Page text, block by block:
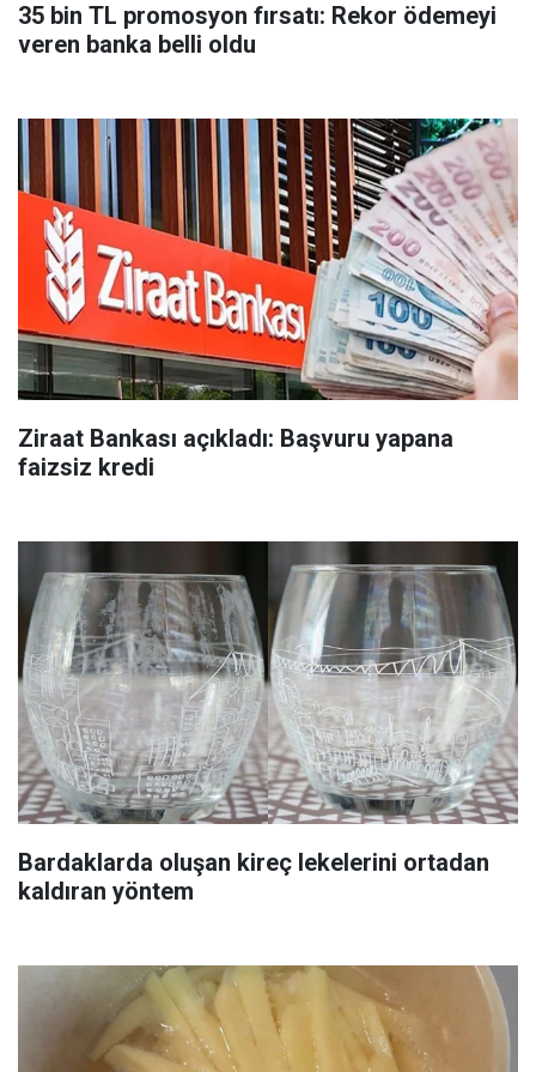
35 bin TL promosyon fırsatı: Rekor ödemeyi
veren banka belli oldu
Ziraat Bankası açıkladı: Başvuru yapana
faizsiz kredi
Bardaklarda oluşan kireç lekelerini ortadan
kaldıran yöntem